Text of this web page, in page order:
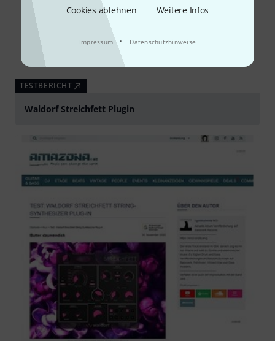
Cookies ablehnen Weitere Infos
Impressum · Datenschutzhinweise
TESTBERICHT
Waldorf Streichfett Plugin